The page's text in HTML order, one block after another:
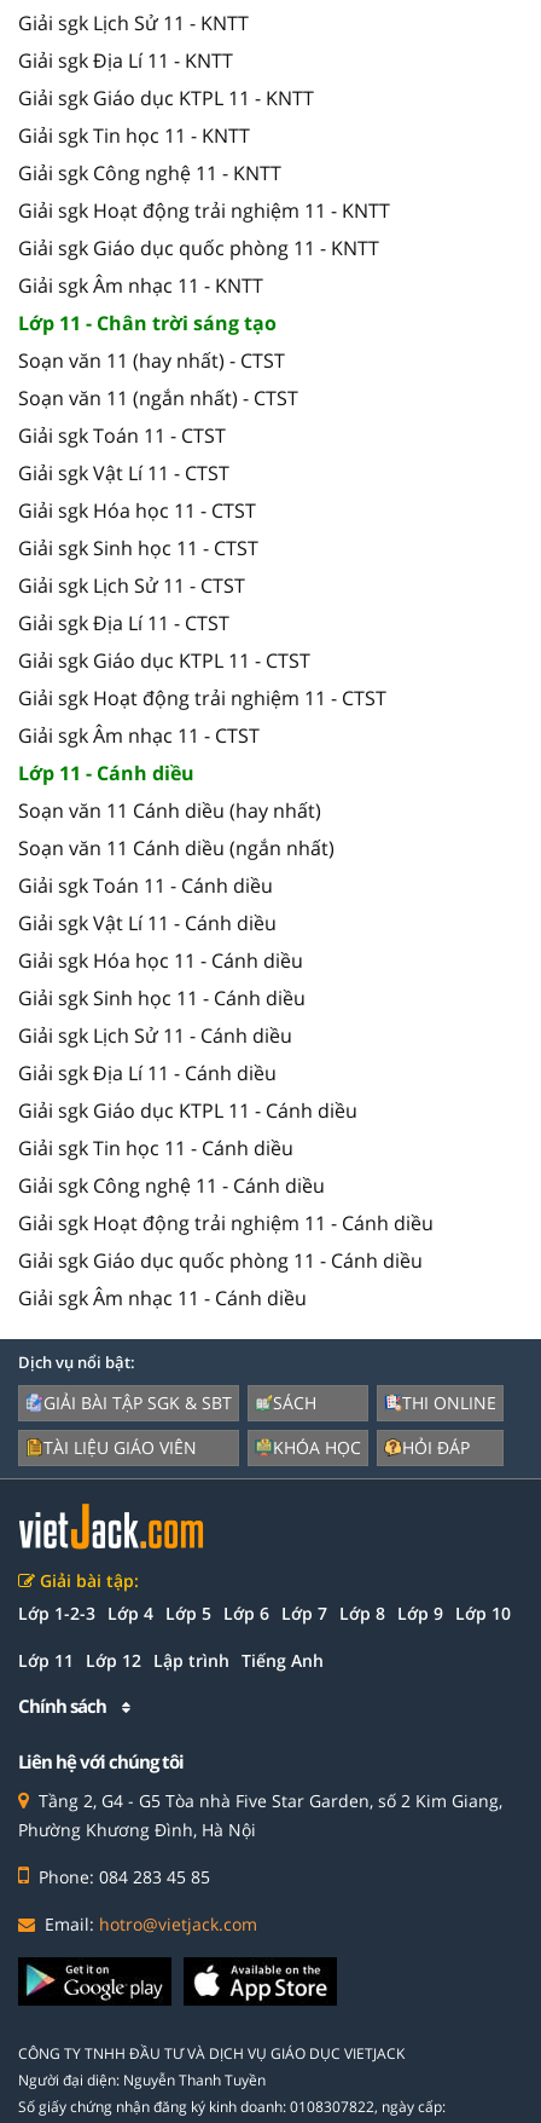
Giải sgk Lịch Sử 11 - KNTT
Giải sgk Địa Lí 11 - KNTT
Giải sgk Giáo dục KTPL 11 - KNTT
Giải sgk Tin học 11 - KNTT
Giải sgk Công nghệ 11 - KNTT
Giải sgk Hoạt động trải nghiệm 11 - KNTT
Giải sgk Giáo dục quốc phòng 11 - KNTT
Giải sgk Âm nhạc 11 - KNTT
Lớp 11 - Chân trời sáng tạo
Soạn văn 11 (hay nhất) - CTST
Soạn văn 11 (ngắn nhất) - CTST
Giải sgk Toán 11 - CTST
Giải sgk Vật Lí 11 - CTST
Giải sgk Hóa học 11 - CTST
Giải sgk Sinh học 11 - CTST
Giải sgk Lịch Sử 11 - CTST
Giải sgk Địa Lí 11 - CTST
Giải sgk Giáo dục KTPL 11 - CTST
Giải sgk Hoạt động trải nghiệm 11 - CTST
Giải sgk Âm nhạc 11 - CTST
Lớp 11 - Cánh diều
Soạn văn 11 Cánh diều (hay nhất)
Soạn văn 11 Cánh diều (ngắn nhất)
Giải sgk Toán 11 - Cánh diều
Giải sgk Vật Lí 11 - Cánh diều
Giải sgk Hóa học 11 - Cánh diều
Giải sgk Sinh học 11 - Cánh diều
Giải sgk Lịch Sử 11 - Cánh diều
Giải sgk Địa Lí 11 - Cánh diều
Giải sgk Giáo dục KTPL 11 - Cánh diều
Giải sgk Tin học 11 - Cánh diều
Giải sgk Công nghệ 11 - Cánh diều
Giải sgk Hoạt động trải nghiệm 11 - Cánh diều
Giải sgk Giáo dục quốc phòng 11 - Cánh diều
Giải sgk Âm nhạc 11 - Cánh diều
Dịch vụ nổi bật:
GIẢI BÀI TẬP SGK & SBT
TÀI LIỆU GIÁO VIÊN
SÁCH
KHÓA HỌC
THI ONLINE
HỎI ĐÁP
Giải bài tập:
Lớp 1-2-3 Lớp 4 Lớp 5 Lớp 6 Lớp 7 Lớp 8 Lớp 9 Lớp 10
Lớp 11 Lớp 12 Lập trình Tiếng Anh
Chính sách
Liên hệ với chúng tôi
Tầng 2, G4 - G5 Tòa nhà Five Star Garden, số 2 Kim Giang,
Phường Khương Đình, Hà Nội
Phone: 084 283 45 85
Email: hotro@vietjack.com
CÔNG TY TNHH ĐẦU TƯ VÀ DỊCH VỤ GIÁO DỤC VIETJACK
Người đại diện: Nguyễn Thanh Tuyền
Số giấy chứng nhận đăng ký kinh doanh: 0108307822, ngày cấp: